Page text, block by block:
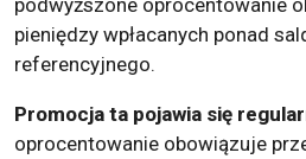
pieniędzy wpłacanych ponad
referencyjnego.
Promocja ta pojawia się
oprocentowanie obowiązuje